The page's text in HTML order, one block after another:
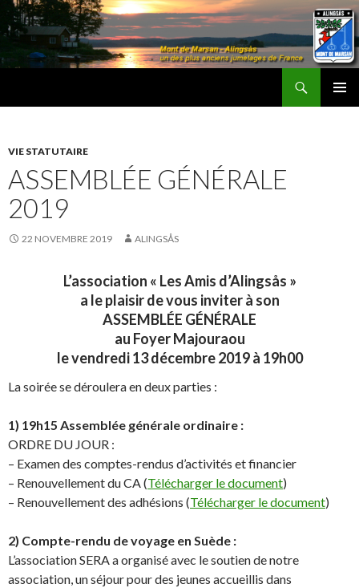
VIE STATUTAIRE
ASSEMBLÉE GÉNÉRALE
2019
22 NOVEMBRE 2019 ALINGSÅS
L’association « Les Amis d’Alingsås »
a le plaisir de vous inviter à son
ASSEMBLÉE GÉNÉRALE
au Foyer Majouraou
le vendredi 13 décembre 2019 à 19h00
La soirée se déroulera en deux parties :
1) 19h15 Assemblée générale ordinaire :
ORDRE DU JOUR :
– Examen des comptes-rendus d’activités et financier
– Renouvellement du CA (Télécharger le document)
– Renouvellement des adhésions (Télécharger le document)
2) Compte-rendu de voyage en Suède :
L’association SERA a organisé avec le soutien de notre
association, un séjour pour des jeunes accueillis dans